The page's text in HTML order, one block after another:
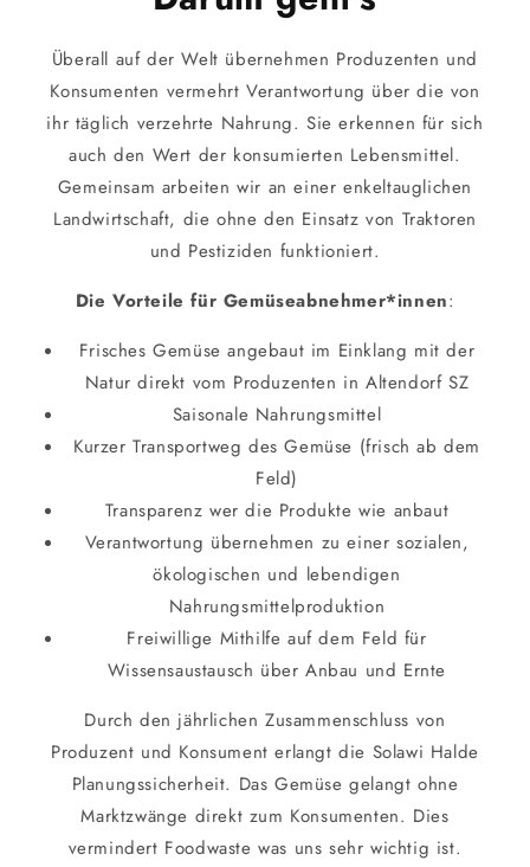
Überall auf der Welt übernehmen Produzenten und
Konsumenten vermehrt Verantwortung über die von
ihr täglich verzehrte Nahrung. Sie erkennen für sich
auch den Wert der konsumierten Lebensmittel.
Gemeinsam arbeiten wir an einer enkeltauglichen
Landwirtschaft, die ohne den Einsatz von Traktoren
und Pestiziden funktioniert.
Die Vorteile für Gemüseabnehmer*innen:
Frisches Gemüse angebaut im Einklang mit der
Natur direkt vom Produzenten in Altendorf SZ
Saisonale Nahrungsmittel
Kurzer Transportweg des Gemüse (frisch ab dem
Feld)
Transparenz wer die Produkte wie anbaut
Verantwortung übernehmen zu einer sozialen,
ökologischen und lebendigen
Nahrungsmittelproduktion
Freiwillige Mithilfe auf dem Feld für
Wissensaustausch über Anbau und Ernte
Durch den jährlichen Zusammenschluss von
Produzent und Konsument erlangt die Solawi Halde
Planungssicherheit. Das Gemüse gelangt ohne
Marktzwänge direkt zum Konsumenten. Dies
vermindert Foodwaste was uns sehr wichtig ist.